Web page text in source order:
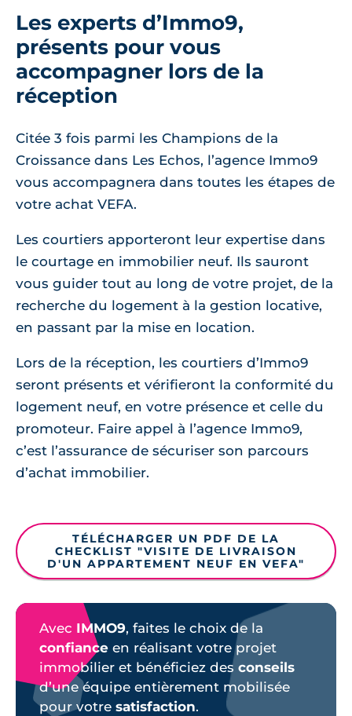
Les experts d’Immo9,
présents pour vous
accompagner lors de la
réception
Citée 3 fois parmi les Champions de la
Croissance dans Les Echos, l’agence Immo9
vous accompagnera dans toutes les étapes de
votre achat VEFA.
Les courtiers apporteront leur expertise dans
le courtage en immobilier neuf. Ils sauront
vous guider tout au long de votre projet, de la
recherche du logement à la gestion locative,
en passant par la mise en location.
Lors de la réception, les courtiers d’Immo9
seront présents et vérifieront la conformité du
logement neuf, en votre présence et celle du
promoteur. Faire appel à l’agence Immo9,
c’est l’assurance de sécuriser son parcours
d’achat immobilier.
TÉLÉCHARGER UN PDF DE LA
CHECKLIST "VISITE DE LIVRAISON
D'UN APPARTEMENT NEUF EN VEFA"
Avec IMMO9, faites le choix de la
confiance en réalisant votre projet
immobilier et bénéficiez des conseils
d’une équipe entièrement mobilisée
pour votre satisfaction.